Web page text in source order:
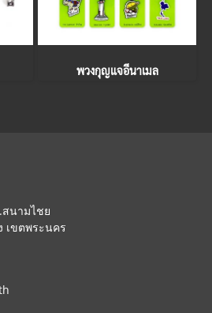
พวงกุญแจอีนาเมล
สนามไชย
เขตพระนคร